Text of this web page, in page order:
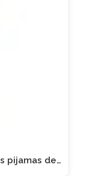
pijamas de…